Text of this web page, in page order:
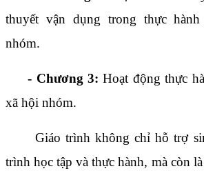
thuyết vận dụng trong thực
nhóm.
- Chương 3: Hoạt động thực
xã hội nhóm.
Giáo trình không chỉ hỗ trợ
trình học tập và thực hành, mà còn